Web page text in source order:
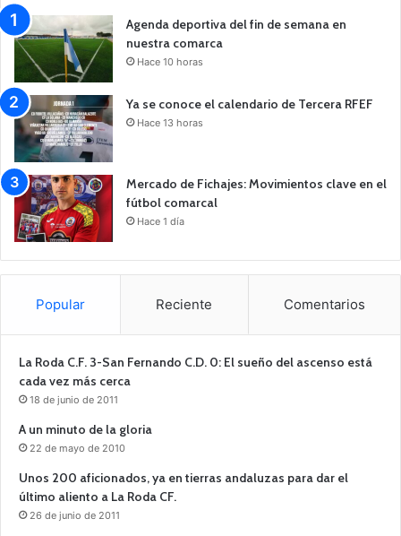
Agenda deportiva del fin de semana en
nuestra comarca
Hace 10 horas
Ya se conoce el calendario de Tercera RFEF
Hace 13 horas
Mercado de Fichajes: Movimientos clave en el
fútbol comarcal
Hace 1 día
Popular Reciente Comentarios
La Roda C.F. 3-San Fernando C.D. 0: El sueño del ascenso está
cada vez más cerca
18 de junio de 2011
A un minuto de la gloria
22 de mayo de 2010
Unos 200 aficionados, ya en tierras andaluzas para dar el
último aliento a La Roda CF.
26 de junio de 2011